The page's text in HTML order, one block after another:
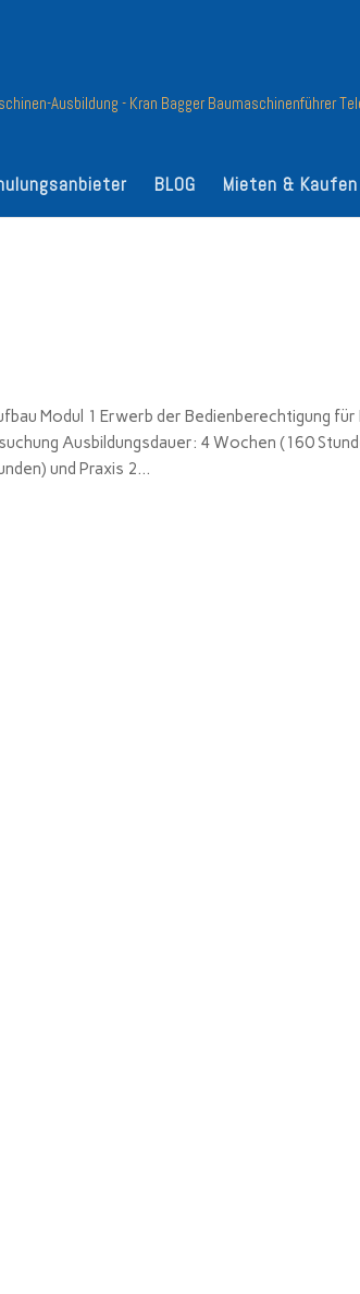
BLOG Mieten & Kaufen
Modul 1 Erwerb der Bedienberechtigung für
Ausbildungsdauer: 4 Wochen (160
und Praxis 2...